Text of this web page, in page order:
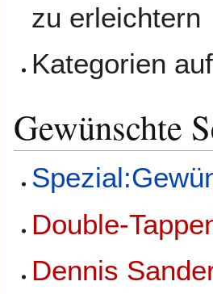
zu erleichtern
Kategorien
Gewünschte
Double-
Dennis